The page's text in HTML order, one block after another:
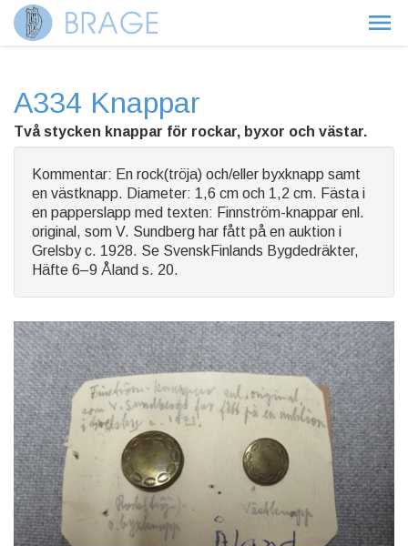
A334 Knappar
Två stycken knappar för rockar, byxor och västar.
Kommentar: En rock(tröja) och/eller byxknapp samt
en västknapp. Diameter: 1,6 cm och 1,2 cm. Fästa i
en papperslapp med texten: Finnström-knappar enl.
original, som V. Sundberg har fått på en auktion i
Grelsby c. 1928. Se SvenskFinlands Bygdedräkter,
Häfte 6–9 Åland s. 20.